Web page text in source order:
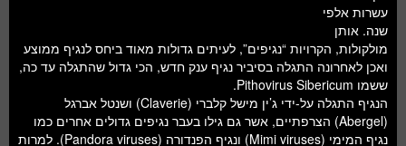
עשרות אלפי
שנה. אותן
מולקולות, הקרויות “נגיפים”, לעיתים גדולות מאוד ביחס לנגיף ממוצע
ואכן לאחרונה התגלה בסיביר נגיף ענק חדש, הכי גדול שהתגלה עד כה,
ששמו Pithovirus Sibericum.
הנגיף התגלה על-ידי ג’ין מישל קלברי (Claverie) ושנטל אברגל
(Abergel) הצרפתיים, אשר גם גילו בעבר נגיפים גדולים אחרים כמו
נגיף המימי (Mimi viruses) ונגיף הפנדורה (Pandora viruses). למרות